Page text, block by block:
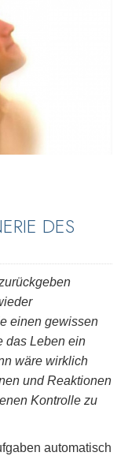
DES
einen gewissen
das Leben ein
wäre wirklich
und Reaktionen
Kontrolle zu
automatisch